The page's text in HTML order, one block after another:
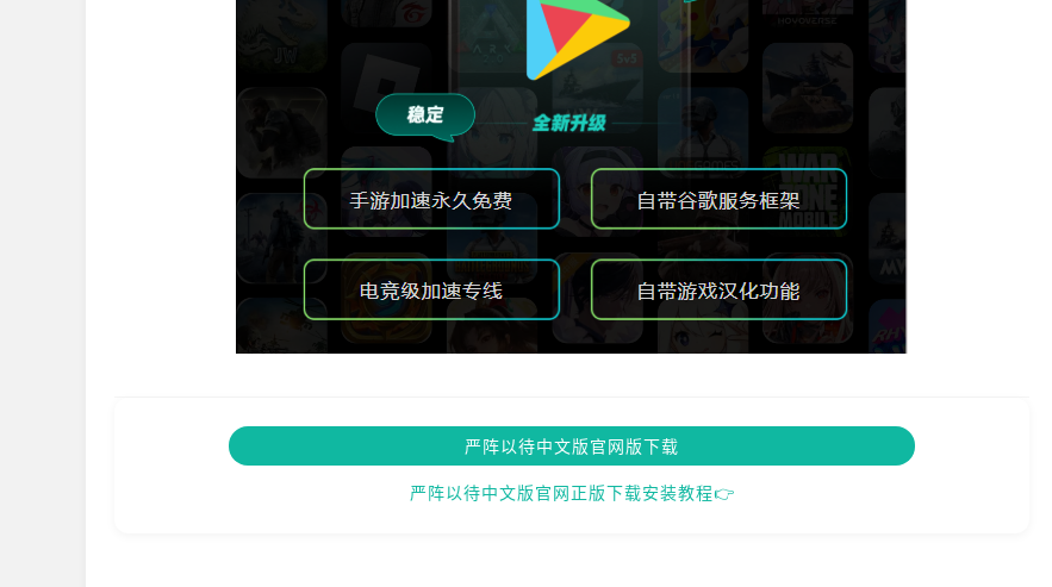
严阵以待中文版官网版下载
严阵以待中文版官网正版下载安装教程👉